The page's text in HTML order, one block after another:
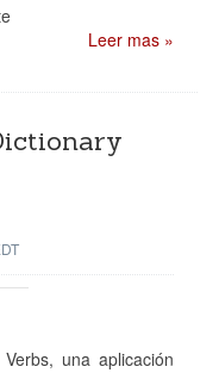
Leer mas »
una aplicación